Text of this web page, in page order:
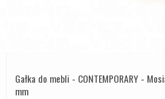
Gałka do mebli - CONTEMPORARY -
mm